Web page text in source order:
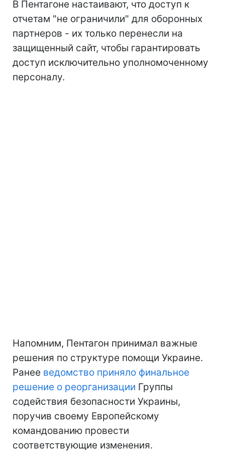
В Пентагоне настаивают, что доступ к
отчетам "не ограничили" для оборонных
партнеров - их только перенесли на
защищенный сайт, чтобы гарантировать
доступ исключительно уполномоченному
персоналу.
Напомним, Пентагон принимал важные
решения по структуре помощи Украине.
Ранее ведомство приняло финальное
решение о реорганизации Группы
содействия безопасности Украины,
поручив своему Европейскому
командованию провести
соответствующие изменения.